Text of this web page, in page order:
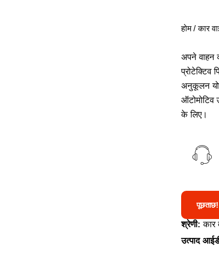
होम कार
अपने वाहन
प्रोटेक्टिव
अनुकूलन
ऑटोमोटिव
के लिए।
पूछताछ!
श्रेणी:कार
उत्पाद